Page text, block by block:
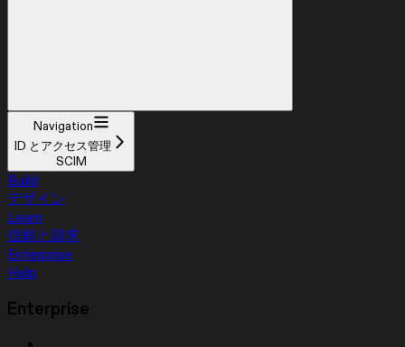
Navigation
ID とアクセス管理
SCIM
Build
デザイン
Learn
信頼と請求
Enterprise
Help
Enterprise